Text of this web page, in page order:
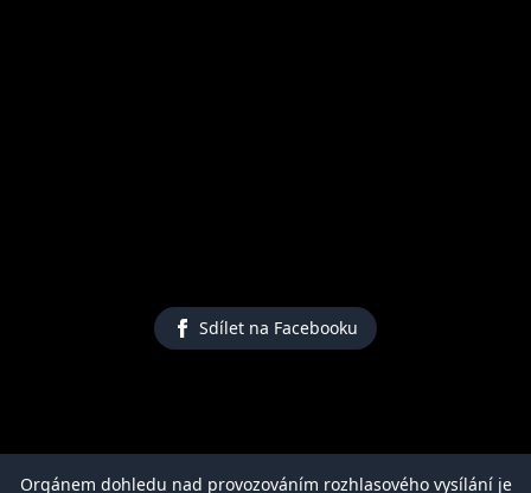
Sdílet na Facebooku
Orgánem dohledu nad provozováním rozhlasového vysílání je